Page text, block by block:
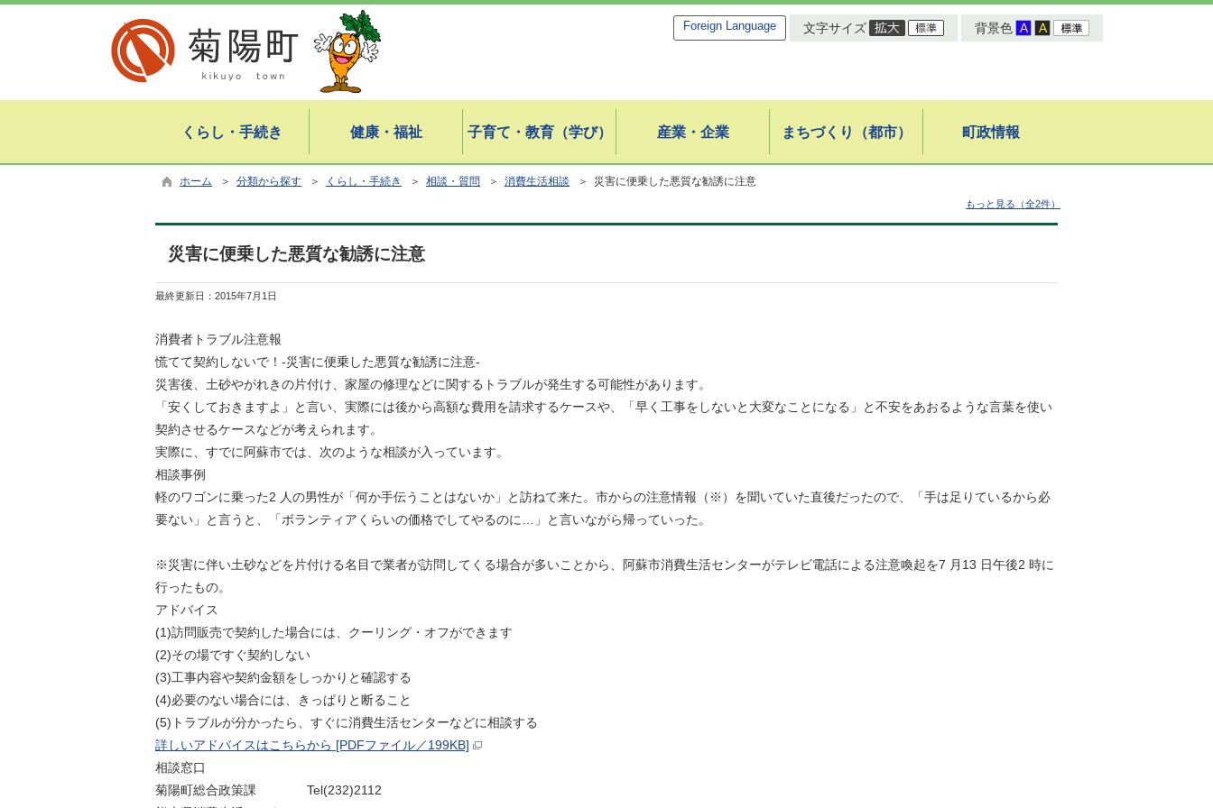
Foreign Language 文字サイズ 背景色
くらし・手続き 健康・福祉 子育て・教育（学び） 産業・企業 まちづくり（都市） 町政情報
ホーム ＞ 分類から探す ＞ くらし・手続き ＞ 相談・質問 ＞ 消費生活相談 ＞ 災害に便乗した悪質な勧誘に注意
もっと見る（全2件）
災害に便乗した悪質な勧誘に注意
最終更新日： 2015年7月1日
消費者トラブル注意報
慌てて契約しないで！-災害に便乗した悪質な勧誘に注意-
災害後、土砂やがれきの片付け、家屋の修理などに関するトラブルが発生する可能性があります。
「安くしておきますよ」と言い、実際には後から高額な費用を請求するケースや、「早く工事をしないと大変なことになる」と不安をあおるような言葉を使い
契約させるケースなどが考えられます。
実際に、すでに阿蘇市では、次のような相談が入っています。
相談事例
軽のワゴンに乗った2 人の男性が「何か手伝うことはないか」と訪ねて来た。市からの注意情報（※）を聞いていた直後だったので、「手は足りているから必
要ない」と言うと、「ボランティアくらいの価格でしてやるのに…」と言いながら帰っていった。
※災害に伴い土砂などを片付ける名目で業者が訪問してくる場合が多いことから、阿蘇市消費生活センターがテレビ電話による注意喚起を7 月13 日午後2 時に
行ったもの。
アドバイス
(1)訪問販売で契約した場合には、クーリング・オフができます
(2)その場ですぐ契約しない
(3)工事内容や契約金額をしっかりと確認する
(4)必要のない場合には、きっぱりと断ること
(5)トラブルが分かったら、すぐに消費生活センターなどに相談する
詳しいアドバイスはこちらから [PDFファイル／199KB]
相談窓口
菊陽町総合政策課 Tel(232)2112